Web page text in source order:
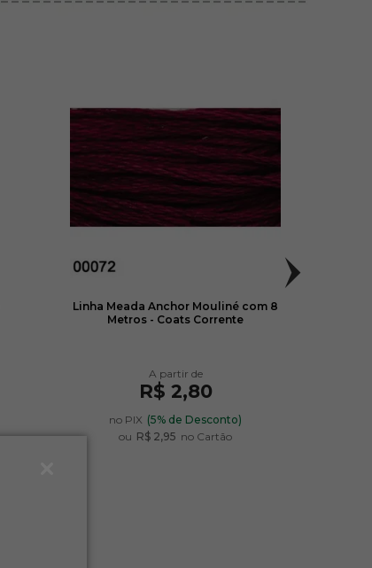
Linha Meada Anchor Mouliné com 8
Metros - Coats Corrente
R$ 2,80
no PIX (5% de Desconto)
ou R$ 2,95 no Cartão